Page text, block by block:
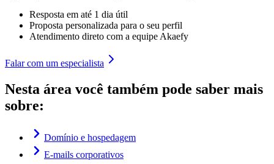
Resposta em até 1 dia útil
Proposta personalizada para o seu perfil
Atendimento direto com a equipe Akaefy
Falar com um especialista
Nesta área você também pode saber mais
sobre:
Domínio e hospedagem
E-mails corporativos